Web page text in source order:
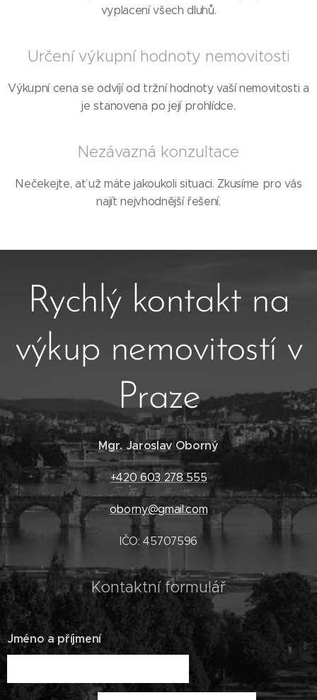
vyplacení všech dluhů.
Určení výkupní hodnoty nemovitosti
Výkupní cena se odvíjí od tržní hodnoty vaší nemovitosti a
je stanovena po její prohlídce.
Nezávazná konzultace
Nečekejte, ať už máte jakoukoli situaci. Zkusíme pro vás
najít nejvhodnější řešení.
Rychlý kontakt na
výkup nemovitostí v
Praze
Mgr. Jaroslav Oborný
+420 603 278 555
oborny@gmail.com
IČO: 45707596
Kontaktní formulář
Jméno a příjmení